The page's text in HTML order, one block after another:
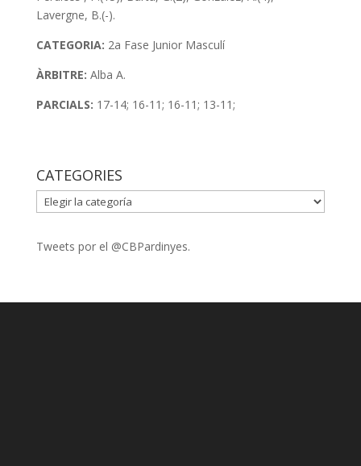
Lavergne, B.(-).
CATEGORIA: 2a Fase Junior Masculí
ÀRBITRE: Alba A.
PARCIALS: 17-14; 16-11; 16-11; 13-11;
CATEGORIES
CATEGORIES
Tweets por el @CBPardinyes.